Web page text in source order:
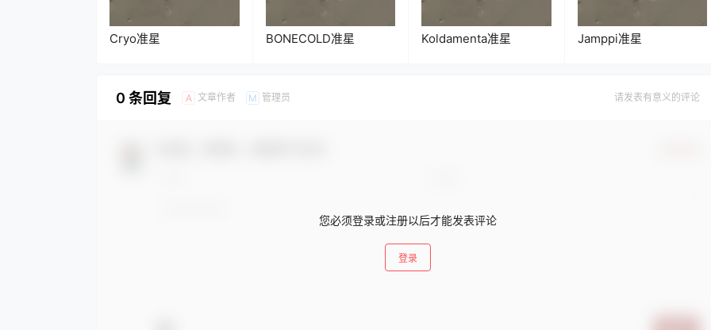
Cryo准星 BONECOLD准星 Koldamenta准星 Jamppi准星
0 条回复 A 文章作者 M 管理员 请发表有意义的评论
您必须登录或注册以后才能发表评论
登录